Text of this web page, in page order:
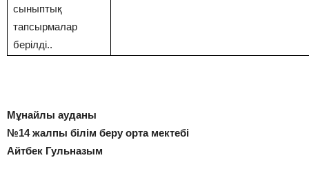
сыныптық
тапсырмалар
берілді..
Мұнайлы ауданы
№14 жалпы білім беру орта мектебі
Айтбек Гульназым